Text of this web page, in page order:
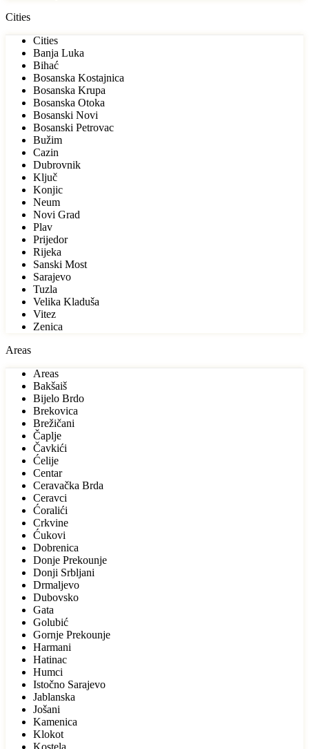
Cities
Cities
Banja Luka
Bihać
Bosanska Kostajnica
Bosanska Krupa
Bosanska Otoka
Bosanski Novi
Bosanski Petrovac
Bužim
Cazin
Dubrovnik
Ključ
Konjic
Neum
Novi Grad
Plav
Prijedor
Rijeka
Sanski Most
Sarajevo
Tuzla
Velika Kladuša
Vitez
Zenica
Areas
Areas
Bakšaiš
Bijelo Brdo
Brekovica
Brežičani
Čaplje
Čavkići
Ćelije
Centar
Ceravačka Brda
Ceravci
Ćoralići
Crkvine
Ćukovi
Dobrenica
Donje Prekounje
Donji Srbljani
Drmaljevo
Dubovsko
Gata
Golubić
Gornje Prekounje
Harmani
Hatinac
Humci
Istočno Sarajevo
Jablanska
Jošani
Kamenica
Klokot
Kostela